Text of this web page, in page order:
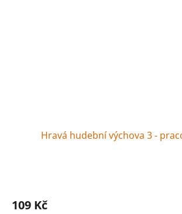
Hravá hudební výchova 3 -
109 Kč